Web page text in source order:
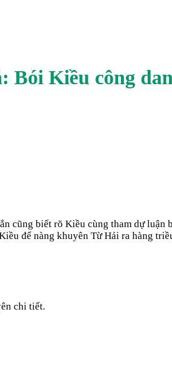
Bói Kiều công
cũng biết rõ Kiều cùng tham dự
để nàng khuyên Từ Hải ra hàng
chi tiết.